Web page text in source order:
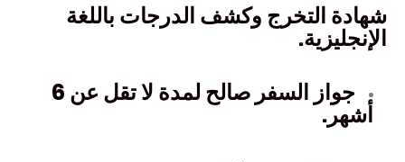
شهادة التخرج وكشف الدرجات باللغة
الإنجليزية.
جواز السفر صالح لمدة لا تقل عن 6
أشهر.